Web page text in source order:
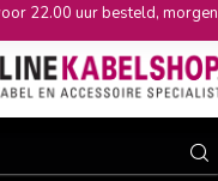
22.00 uur besteld, morgen